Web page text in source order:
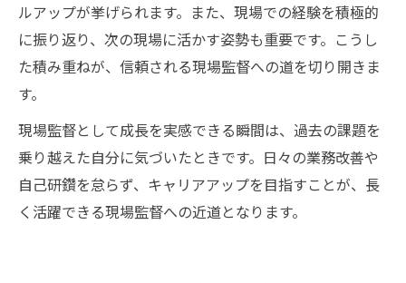
ルアップが挙げられます。また、現場での経験を積極的
に振り返り、次の現場に活かす姿勢も重要です。こうし
た積み重ねが、信頼される現場監督への道を切り開きま
す。
現場監督として成長を実感できる瞬間は、過去の課題を
乗り越えた自分に気づいたときです。日々の業務改善や
自己研鑽を怠らず、キャリアアップを目指すことが、長
く活躍できる現場監督への近道となります。